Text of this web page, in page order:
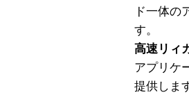
ド一体の
す。
高速リィ
アプリケ
提供しま